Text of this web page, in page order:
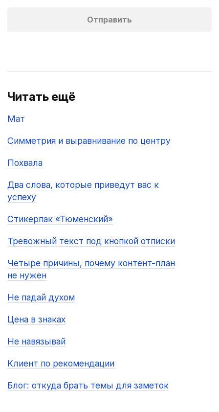
Читать ещё
Мат
Симметрия и выравнивание по центру
Похвала
Два слова, которые приведут вас к
успеху
Стикерпак «Тюменский»
Тревожный текст под кнопкой отписки
Четыре причины, почему контент-план
не нужен
Не падай духом
Цена в знаках
Не навязывай
Клиент по рекомендации
Блог: откуда брать темы для заметок